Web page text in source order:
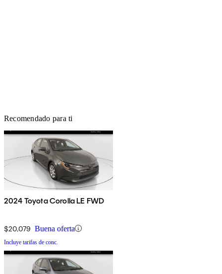
Recomendado para ti
2024 Toyota Corolla LE FWD
$20,079 Buena oferta
Incluye tarifas de conc.